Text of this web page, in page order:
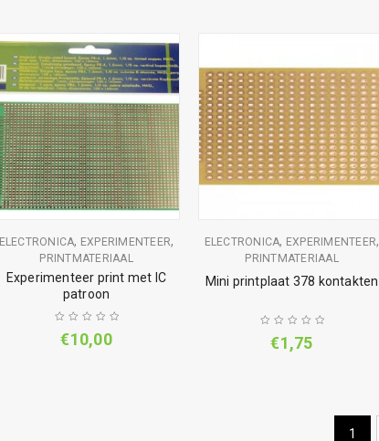
ELECTRONICA, EXPERIMENTEER,
PRINTMATERIAAL
Experimenteer print met IC
patroon
€10,00
ELECTRONICA, EXPERIMENTEER,
PRINTMATERIAAL
Mini printplaat 378 kontakten
€1,75
1